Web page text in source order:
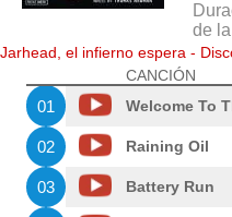
de
el infierno espera -
CANCIÓN
01 Welcome To
02 Raining Oil
03 Battery Run